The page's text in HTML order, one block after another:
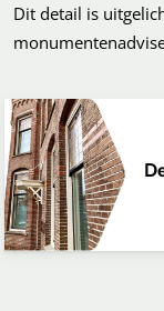
Dit detail is